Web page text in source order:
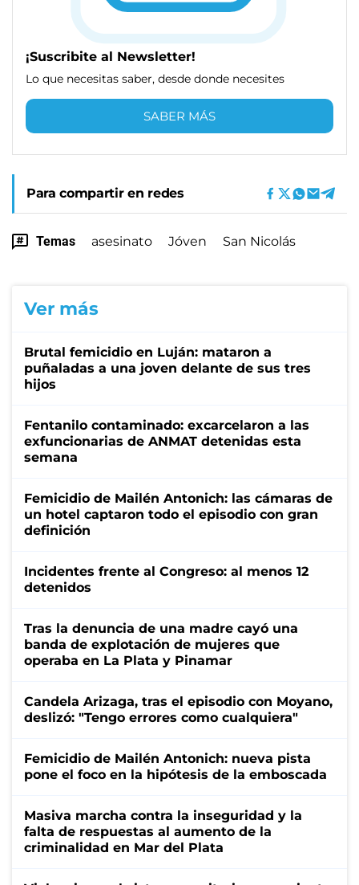
¡Suscribite al Newsletter!
Lo que necesitas saber, desde donde necesites
SABER MÁS
Para compartir en redes
Temas asesinato Jóven San Nicolás
Ver más
Brutal femicidio en Luján: mataron a
puñaladas a una joven delante de sus tres
hijos
Fentanilo contaminado: excarcelaron a las
exfuncionarias de ANMAT detenidas esta
semana
Femicidio de Mailén Antonich: las cámaras de
un hotel captaron todo el episodio con gran
definición
Incidentes frente al Congreso: al menos 12
detenidos
Tras la denuncia de una madre cayó una
banda de explotación de mujeres que
operaba en La Plata y Pinamar
Candela Arizaga, tras el episodio con Moyano,
deslizó: "Tengo errores como cualquiera"
Femicidio de Mailén Antonich: nueva pista
pone el foco en la hipótesis de la emboscada
Masiva marcha contra la inseguridad y la
falta de respuestas al aumento de la
criminalidad en Mar del Plata